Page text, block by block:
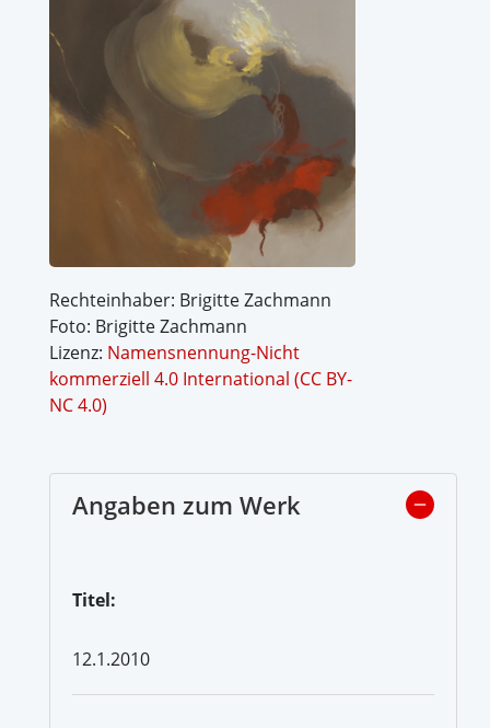
Rechteinhaber: Brigitte Zachmann
Foto: Brigitte Zachmann
Lizenz: Namensnennung-Nicht
kommerziell 4.0 International (CC BY-
NC 4.0)
Angaben zum Werk
Titel:
12.1.2010